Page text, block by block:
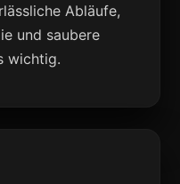
Abläufe,
und saubere
wichtig.